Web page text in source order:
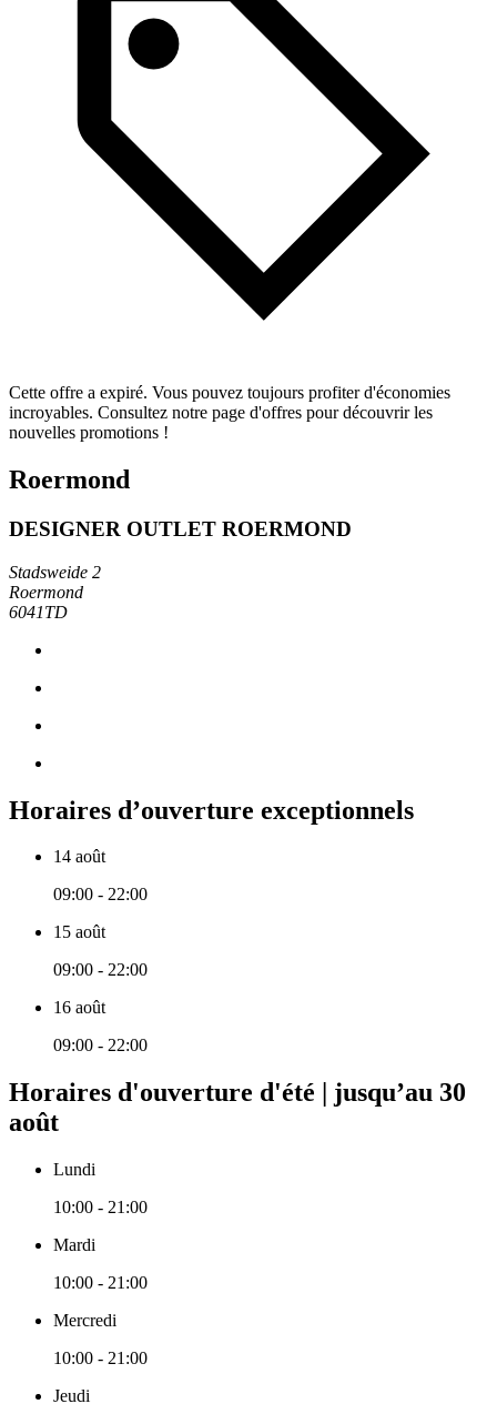
Cette offre a expiré. Vous pouvez toujours profiter d'économies
incroyables. Consultez notre page d'offres pour découvrir les
nouvelles promotions !
Roermond
DESIGNER OUTLET ROERMOND
Stadsweide 2
Roermond
6041TD
Horaires d’ouverture exceptionnels
14 août
09:00 - 22:00
15 août
09:00 - 22:00
16 août
09:00 - 22:00
Horaires d'ouverture d'été | jusqu’au 30
août
Lundi
10:00 - 21:00
Mardi
10:00 - 21:00
Mercredi
10:00 - 21:00
Jeudi